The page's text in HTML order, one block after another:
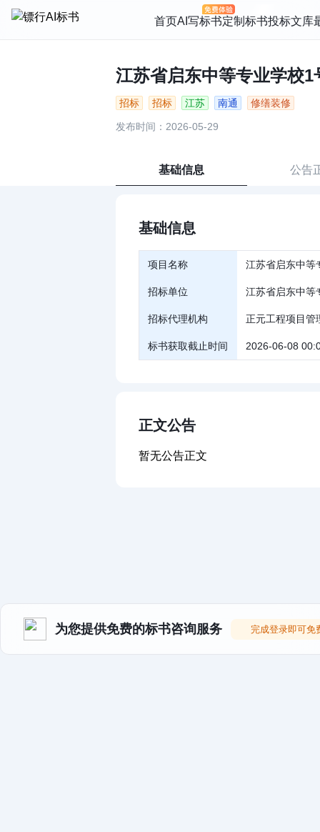
首页AI写标书定制标书投标文库
江苏省启东中等专业学校
招标 招标 江苏 南通 修缮装修
发布时间：2026-05-29
基础信息 公告
基础信息
项目名称 江苏省启东中等
招标单位 江苏省启东中等
招标代理机构 正元工程项目管
标书获取截止时间 2026-06-08
正文公告
暂无公告正文
为您提供免费的标书咨询服务 完成登录即可免